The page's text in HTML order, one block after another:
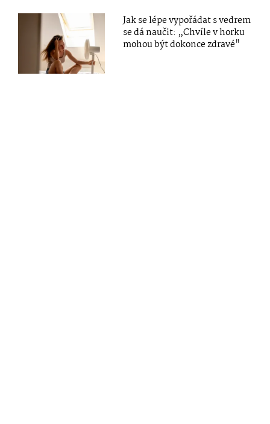
Jak se lépe vypořádat s vedrem
se dá naučit: „Chvíle v horku
mohou být dokonce zdravé"